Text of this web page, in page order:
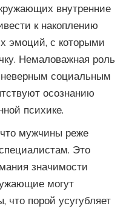
внутренние
к накоплению
эмоций, с которыми
Немаловажная роль
социальным
осознанию
психике.
мужчины реже
Это
значимости
могут
что порой усугубляет